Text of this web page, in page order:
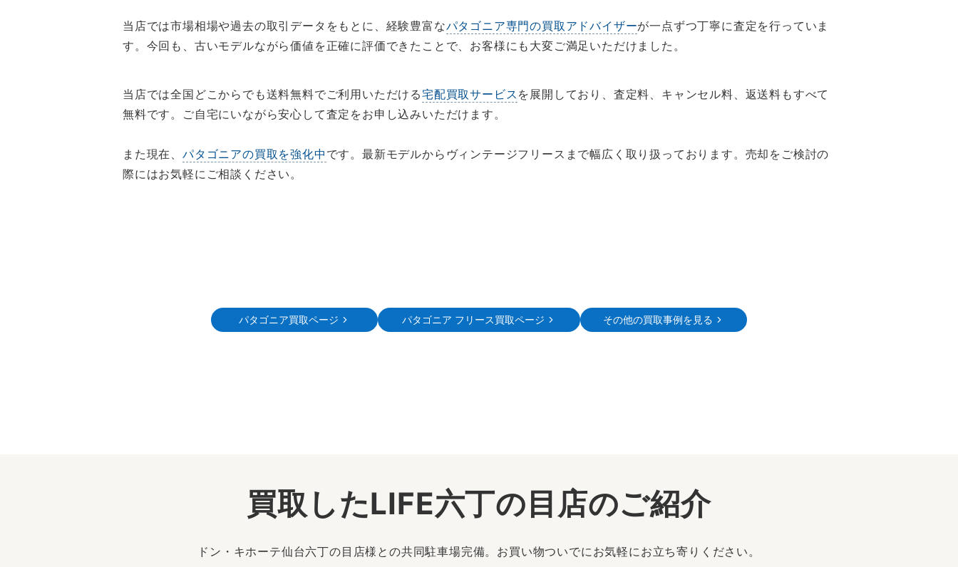
当店では市場相場や過去の取引データをもとに、経験豊富なパタゴニア専門の買取アドバイザーが一点ずつ丁寧に査定を行っていま
す。今回も、古いモデルながら価値を正確に評価できたことで、お客様にも大変ご満足いただけました。
当店では全国どこからでも送料無料でご利用いただける宅配買取サービス を展開しており、査定料、キャンセル料、返送料もすべて
無料です。ご自宅にいながら安心して査定をお申し込みいただけます。
また現在、 パタゴニアの買取を強化中 です。最新モデルからヴィンテージフリースまで幅広く取り扱っております。売却をご検討の
際にはお気軽にご相談ください。
パタゴニア買取ページ パタゴニア フリース買取ページ その他の買取事例を見る
買取したLIFE六丁の目店のご紹介
ドン・キホーテ仙台六丁の目店様との共同駐車場完備。お買い物ついでにお気軽にお立ち寄りください。